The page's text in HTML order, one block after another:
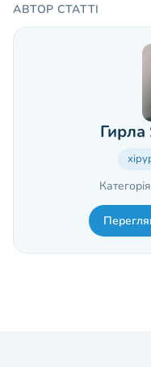
АВТОР СТАТТІ
Гирла